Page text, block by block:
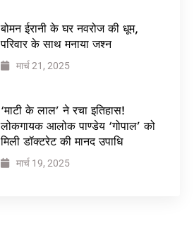
बोमन ईरानी के घर नवरोज की धूम,
परिवार के साथ मनाया जश्न
मार्च 21, 2025
‘माटी के लाल’ ने रचा इतिहास!
लोकगायक आलोक पाण्डेय ‘गोपाल’ को
मिली डॉक्टरेट की मानद उपाधि
मार्च 19, 2025